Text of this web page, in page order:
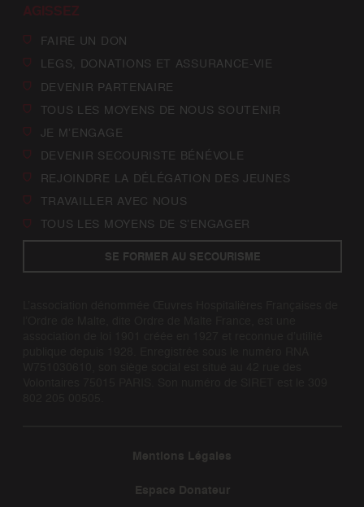
AGISSEZ
FAIRE UN DON
LEGS, DONATIONS ET ASSURANCE-VIE
DEVENIR PARTENAIRE
TOUS LES MOYENS DE NOUS SOUTENIR
JE M’ENGAGE
DEVENIR SECOURISTE BÉNÉVOLE
REJOINDRE LA DÉLÉGATION DES JEUNES
TRAVAILLER AVEC NOUS
TOUS LES MOYENS DE S’ENGAGER
SE FORMER AU SECOURISME
Mentions Légales
Espace Donateur